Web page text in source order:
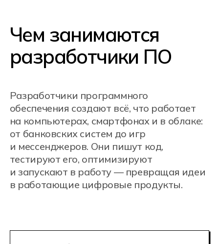
Разработка модулей
программного
обеспечения
«кирпичиков» для больших
программных систем. Это может
быть часть сайта, приложения или
даже автоматизированная система
для бизнеса. Например, создание
программы для учёта товаров
в магазине